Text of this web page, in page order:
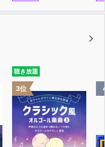
聴き放題
3位